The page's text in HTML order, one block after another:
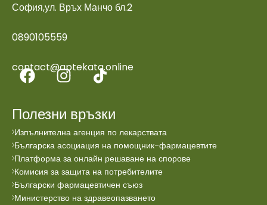
София,ул. Връх Манчо бл.2
0890105559
contact@aptekata.online
Полезни връзки
Изпълнителна агенция по лекарствата
Българска асоциация на помощник-фармацевтите
Платформа за онлайн решаване на спорове
Комисия за защита на потребителите
Български фармацевтичен съюз
Министерство на здравеопазването